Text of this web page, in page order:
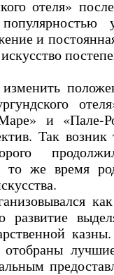
отеля»
и
и «Пале-
Так возник
то же время
развитие